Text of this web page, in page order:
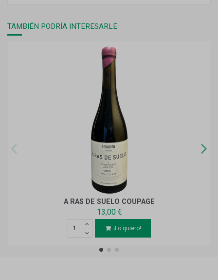
TAMBIÉN PODRÍA INTERESARLE
A RAS DE SUELO COUPAGE
13,00 €
¡Lo quiero!